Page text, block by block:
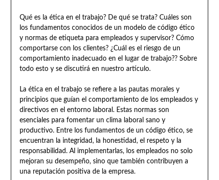
Qué es la ética en el trabajo? De qué se trata? Cuáles son
los fundamentos conocidos de un modelo de código ético
y normas de etiqueta para empleados y supervisor? Cómo
comportarse con los clientes? ¿Cuál es el riesgo de un
comportamiento inadecuado en el lugar de trabajo?? Sobre
todo esto y se discutirá en nuestro artículo.
La ética en el trabajo se refiere a las pautas morales y
principios que guían el comportamiento de los empleados y
directivos en el entorno laboral. Estas normas son
esenciales para fomentar un clima laboral sano y
productivo. Entre los fundamentos de un código ético, se
encuentran la integridad, la honestidad, el respeto y la
responsabilidad. Al implementarlas, los empleados no solo
mejoran su desempeño, sino que también contribuyen a
una reputación positiva de la empresa.